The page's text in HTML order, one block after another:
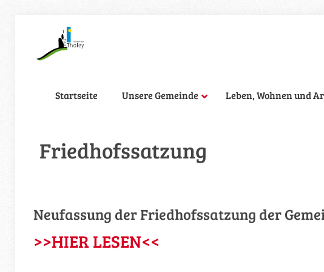
Startseite Unsere Gemeinde Leben, Wohnen und
Friedhofssatzung
Neufassung der Friedhofssatzung der
>>HIER LESEN<<